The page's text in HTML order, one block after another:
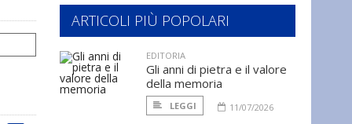
ARTICOLI PIÙ POPOLARI
EDITORIA
Gli anni di pietra e il valore
della memoria
LEGGI 11/07/2026